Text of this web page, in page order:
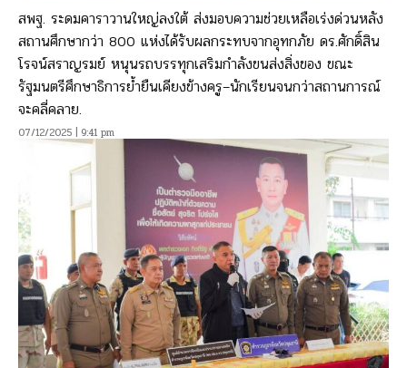
สพฐ. ระดมคาราวานใหญ่ลงใต้ ส่งมอบความช่วยเหลือเร่งด่วนหลัง
สถานศึกษากว่า 800 แห่งได้รับผลกระทบจากอุทกภัย ดร.ศักดิ์สิน
โรจน์สราญรมย์ หนุนรถบรรทุกเสริมกำลังขนส่งสิ่งของ ขณะ
รัฐมนตรีศึกษาธิการย้ำยืนเคียงข้างครู–นักเรียนจนกว่าสถานการณ์
จะคลี่คลาย.
07/12/2025 | 9:41 pm